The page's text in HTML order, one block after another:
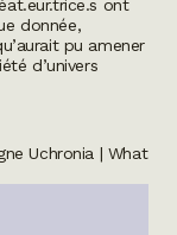
ont
donnée,
pu amener
d’univers
Uchronia | What